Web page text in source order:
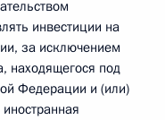
инвестиции на
за исключением
находящегося под
Федерации и (или)